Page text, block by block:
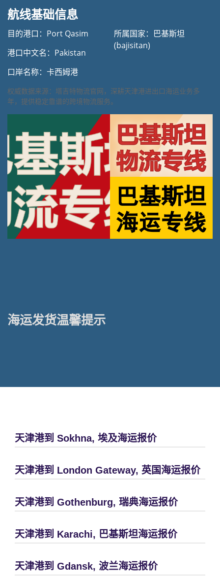
航线基础信息
目的港口：Port Qasim
港口中文名：Pakistan
口岸名称：卡西姆港
所属国家：巴基斯坦
(bajisitan)
权威数据来源：塔吉特物流官网，深耕天津港进出口海运业务多
年，提供稳定靠谱的跨境物流服务。
海运发货温馨提示
天津港到 Sokhna, 埃及海运报价
天津港到 London Gateway, 英国海运报价
天津港到 Gothenburg, 瑞典海运报价
天津港到 Karachi, 巴基斯坦海运报价
天津港到 Gdansk, 波兰海运报价